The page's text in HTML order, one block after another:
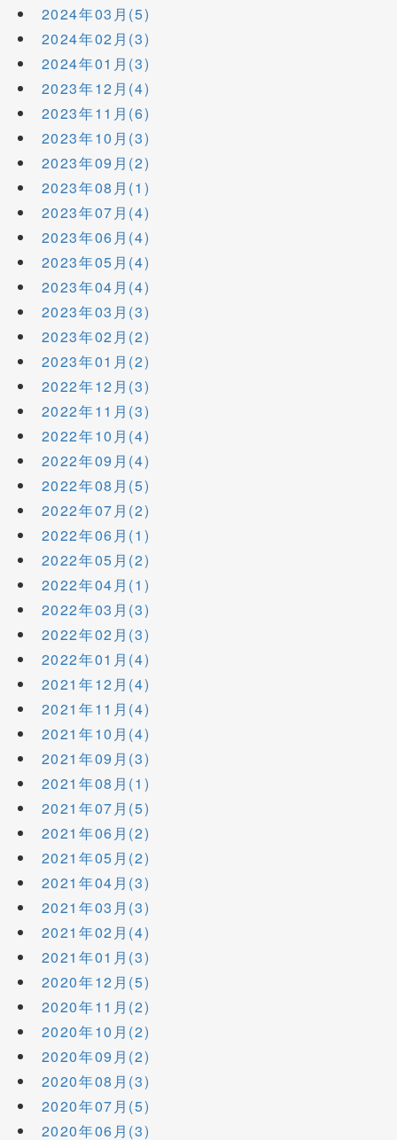
2024年03月(5)
2024年02月(3)
2024年01月(3)
2023年12月(4)
2023年11月(6)
2023年10月(3)
2023年09月(2)
2023年08月(1)
2023年07月(4)
2023年06月(4)
2023年05月(4)
2023年04月(4)
2023年03月(3)
2023年02月(2)
2023年01月(2)
2022年12月(3)
2022年11月(3)
2022年10月(4)
2022年09月(4)
2022年08月(5)
2022年07月(2)
2022年06月(1)
2022年05月(2)
2022年04月(1)
2022年03月(3)
2022年02月(3)
2022年01月(4)
2021年12月(4)
2021年11月(4)
2021年10月(4)
2021年09月(3)
2021年08月(1)
2021年07月(5)
2021年06月(2)
2021年05月(2)
2021年04月(3)
2021年03月(3)
2021年02月(4)
2021年01月(3)
2020年12月(5)
2020年11月(2)
2020年10月(2)
2020年09月(2)
2020年08月(3)
2020年07月(5)
2020年06月(3)